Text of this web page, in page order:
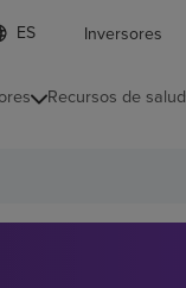
Inversores
Recursos de salud